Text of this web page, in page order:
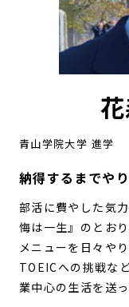
青山学院大学 進学
納得するまでや
部活に費やした気
悔は一生』のとお
メニューを日々や
TOEICへの挑戦な
業中心の生活を送っ